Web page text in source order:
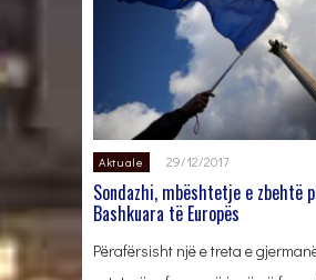
Aktuale 29/12/2017
Sondazhi, mbështetje e zbehtë
Bashkuara të Europës
Përafërsisht një e treta e